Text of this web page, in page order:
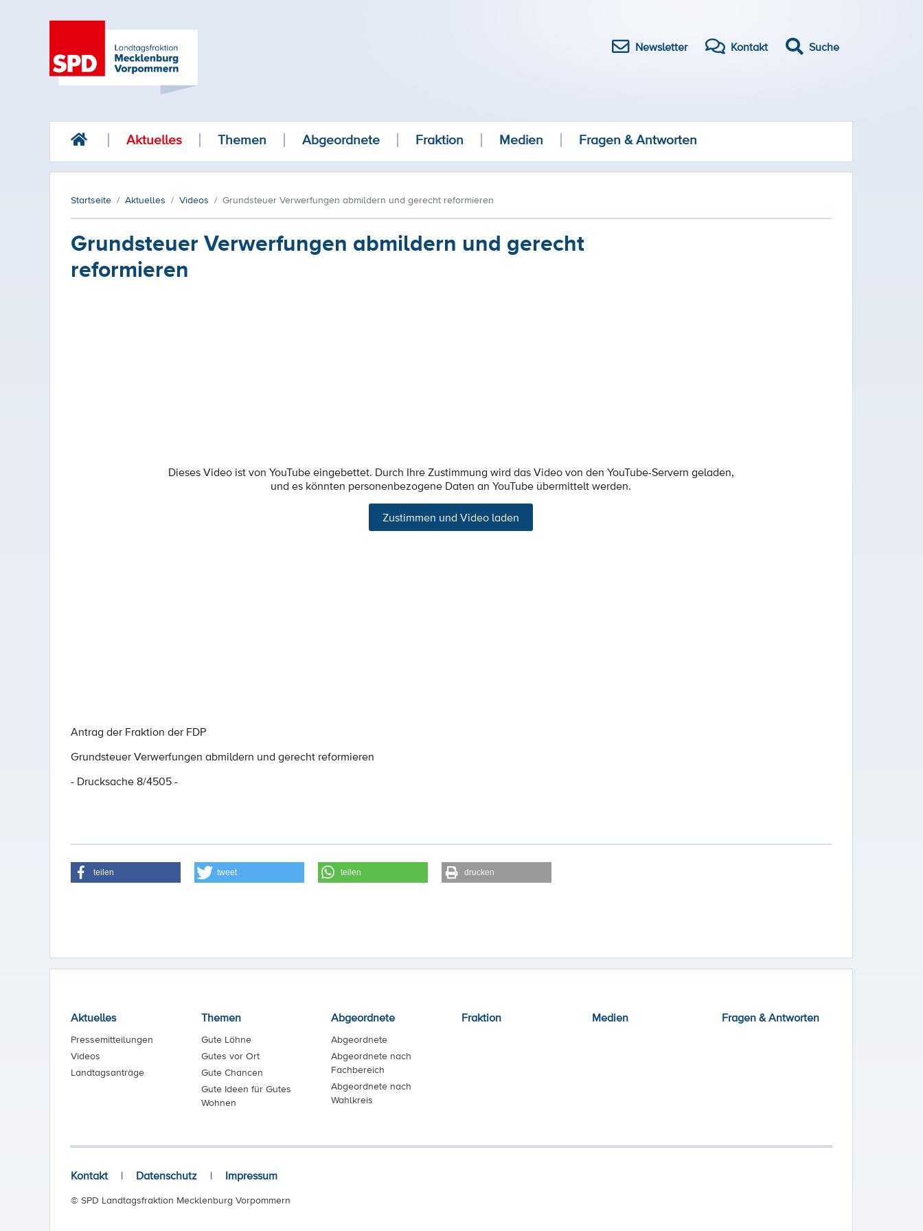
Newsletter Kontakt Suche
Aktuelles Themen Abgeordnete Fraktion Medien Fragen & Antworten
Startseite Aktuelles Videos Grundsteuer Verwerfungen abmildern und gerecht reformieren
Grundsteuer Verwerfungen abmildern und gerecht
reformieren
Dieses Video ist von YouTube eingebettet. Durch Ihre Zustimmung wird das Video von den YouTube-Servern geladen,
und es könnten personenbezogene Daten an YouTube übermittelt werden.
Zustimmen und Video laden
Antrag der Fraktion der FDP
Grundsteuer Verwerfungen abmildern und gerecht reformieren
- Drucksache 8/4505 -
teilen tweet teilen drucken
Aktuelles
Pressemitteilungen
Videos
Landtagsanträge
Themen
Gute Löhne
Gutes vor Ort
Gute Chancen
Gute Ideen für Gutes
Wohnen
Abgeordnete
Abgeordnete
Abgeordnete nach
Fachbereich
Abgeordnete nach
Wahlkreis
Fraktion Medien Fragen & Antworten
Kontakt | Datenschutz | Impressum
© SPD Landtagsfraktion Mecklenburg Vorpommern